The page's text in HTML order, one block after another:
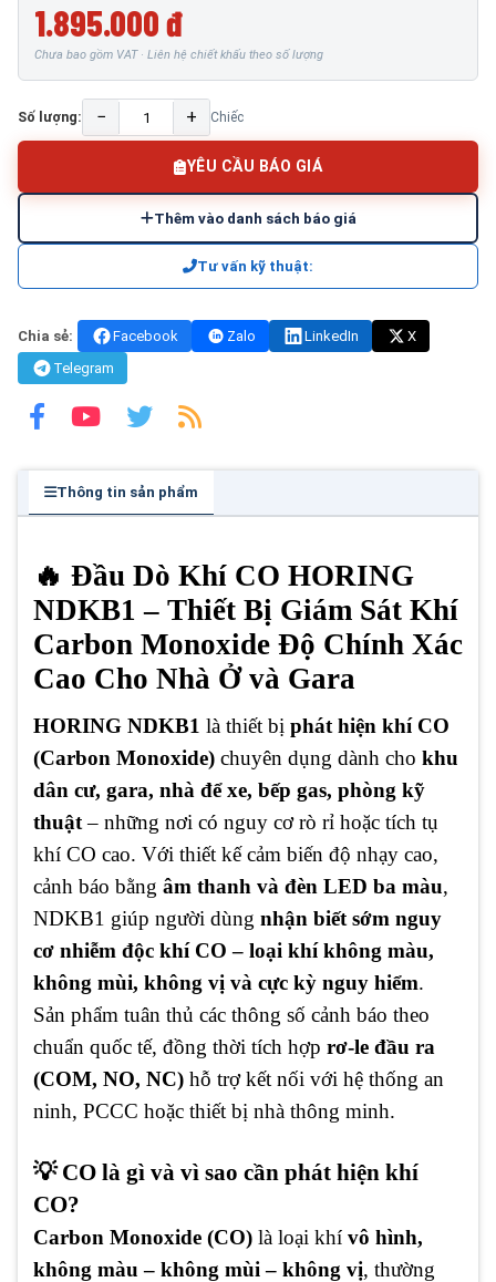
1.895.000 đ
Chưa bao gồm VAT · Liên hệ chiết khấu theo số lượng
Số lượng: − + Chiếc
YÊU CẦU BÁO GIÁ
Thêm vào danh sách báo giá
Tư vấn kỹ thuật:
Chia sẻ: Facebook Zalo LinkedIn
X
Telegram
Thông tin sản phẩm
🔥 Đầu Dò Khí CO HORING
NDKB1 – Thiết Bị Giám Sát Khí
Carbon Monoxide Độ Chính Xác
Cao Cho Nhà Ở và Gara
HORING NDKB1 là thiết bị phát hiện khí CO
(Carbon Monoxide) chuyên dụng dành cho khu
dân cư, gara, nhà để xe, bếp gas, phòng kỹ
thuật– những nơi có nguy cơ rò rỉ hoặc tích tụ
khí CO cao. Với thiết kế cảm biến độ nhạy cao,
cảnh báo bằng âm thanh và đèn LED ba màu,
NDKB1 giúp người dùng nhận biết sớm nguy
cơ nhiễm độc khí CO – loại khí không màu,
không mùi, không vị và cực kỳ nguy hiểm.
Sản phẩm tuân thủ các thông số cảnh báo theo
chuẩn quốc tế, đồng thời tích hợp rơ-le đầu ra
(COM, NO, NC) hỗ trợ kết nối với hệ thống an
ninh, PCCC hoặc thiết bị nhà thông minh.
💡 CO là gì và vì sao cần phát hiện khí
CO?
Carbon Monoxide (CO) là loại khí vô hình,
không màu – không mùi – không vị, thường